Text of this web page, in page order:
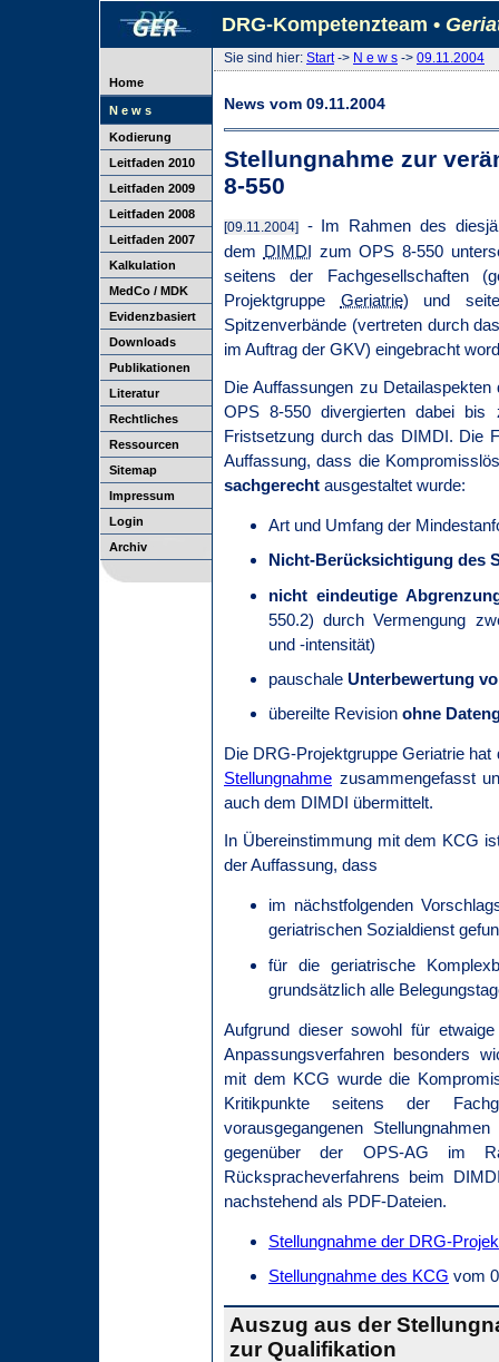
DRG-Kompetenzteam •
Home
N e w s
Kodierung
Leitfaden 2010
Leitfaden 2009
Leitfaden 2008
Leitfaden 2007
Kalkulation
MedCo / MDK
Evidenzbasiert
Downloads
Publikationen
Literatur
Rechtliches
Ressourcen
Sitemap
Impressum
Login
Archiv
Sie sind hier: Start-> N e w s -> 09.11.2004
News vom 09.11.2004
Stellungnahme zur
8-550
[09.11.2004]
- Im Rahmen des
dem DIMDI zum OPS 8-550
seitens der Fachgesellschaften
Projektgruppe Geriatrie) und
Spitzenverbände (vertreten durch
im Auftrag der GKV) eingebracht
Die Auffassungen zu
OPS 8-550 divergierten dabei bis
Fristsetzung durch das DIMDI. Die
Auffassung, dass die
sachgerecht ausgestaltet wurde:
Art und Umfang der
Nicht-Berücksichtigung des
nicht eindeutige
550.2) durch Vermengung
und -intensität)
pauschale Unterbewertung
übereilte Revision ohne
Die DRG-Projektgruppe Geriatrie
Stellungnahme zusammengefasst
auch dem DIMDI übermittelt.
In Übereinstimmung mit dem KCG
der Auffassung, dass
im nächstfolgenden
geriatrischen Sozialdienst
für die geriatrische
grundsätzlich alle
Aufgrund dieser sowohl für
Anpassungsverfahren besonders
mit dem KCG wurde die
Kritikpunkte seitens der
vorausgegangenen
gegenüber der OPS-AG im
Rückspracheverfahrens beim
nachstehend als PDF-Dateien.
Stellungnahme der DRG-
Stellungnahme des KCG vom
Auszug aus der
zur Qualifikation